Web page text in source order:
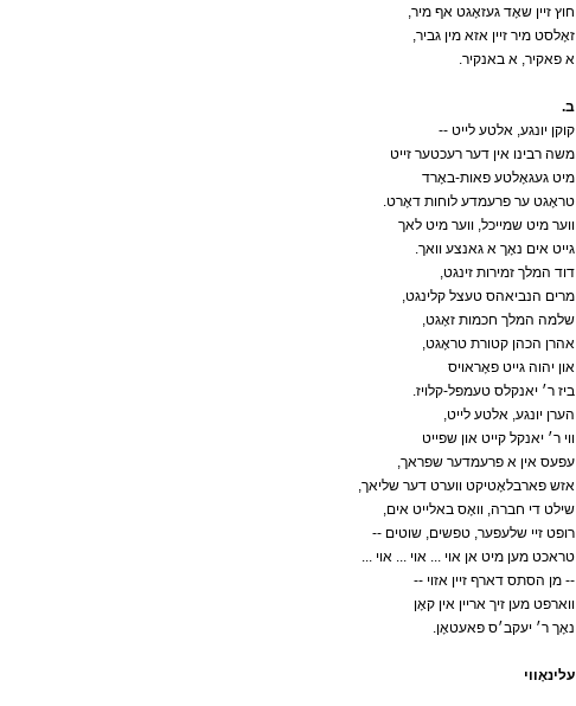
,חוץ זיין שאָד געזאָגט אף מיר
,זאָלסט מיר זיין אזא מין גביר
.א פאקיר, א באנקיר
.ב
-- קוקן יונגע, אלטע לייט
משה רבינו אין דער רעכטער זייט
מיט געגאָלטע פאות-באָרד
.טראָגט ער פרעמדע לוחות דאָרט
ווער מיט שמייכל, ווער מיט לאך
.גייט אים נאָך א גאנצע וואך
,דוד המלך זמירות זינגט
,מרים הנביאהס טעצל קלינגט
,שלמה המלך חכמות זאָגט
,אהרן הכהן קטורת טראָגט
און יהוה גייט פאָראויס
.ביז ר׳ יאנקלס טעמפל-קלויז
,הערן יונגע, אלטע לייט
ווי ר׳ יאנקל קייט און שפייט
,עפעס אין א פרעמדער שפראך
,אזש פארבלאָטיקט ווערט דער שליאך
,שילט די חברה, וואָס באלייט אים
-- רופט זיי שלעפער, טפשים, שוטים
... טראכט מען מיט אן אוי ... אוי ... אוי
-- מן הסתס דארף זיין אזוי --
ווארפט מען זיך אריין אין קאָן
.נאָך ר׳ יעקב׳ס פאעטאָן
עלינאָווי